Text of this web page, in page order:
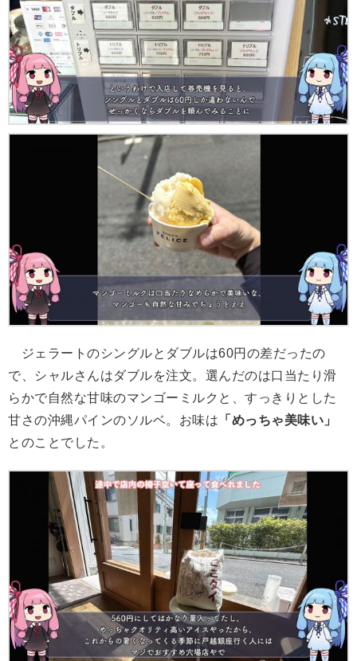
ジェラートのシングルとダブルは60円の差だったの
で、シャルさんはダブルを注文。選んだのは口当たり滑
らかで自然な甘味のマンゴーミルクと、すっきりとした
甘さの沖縄パインのソルベ。お味は 「めっちゃ美味い」
とのことでした。